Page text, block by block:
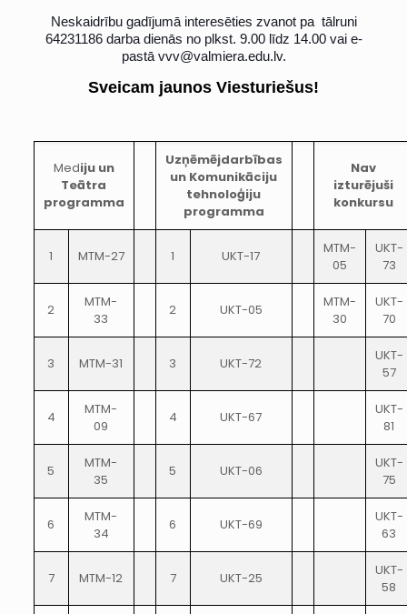
Neskaidrību gadījumā interesēties zvanot pa tālruni
64231186 darba dienās no plkst. 9.00 līdz 14.00 vai e-
pastā vvv@valmiera.edu.lv.
Sveicam jaunos Viesturiešus!
Mediju un
Teātra
programma
Uzņēmējdarbības
un Komunikāciju
tehnoloģiju
programma
Nav
izturējuši
konkursu
1 MTM-27 1 UKT-17
MTM-
05
UKT-
73
2
MTM-
33
2 UKT-05
MTM-
30
UKT-
70
3 MTM-31 3 UKT-72
UKT-
57
4
MTM-
09
4 UKT-67
UKT-
81
5
MTM-
35
5 UKT-06
UKT-
75
6
MTM-
34
6 UKT-69
UKT-
63
7 MTM-12 7 UKT-25
UKT-
58